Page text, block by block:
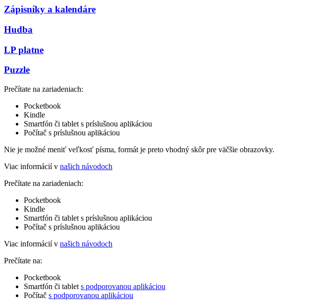
Zápisníky a kalendáre
Hudba
LP platne
Puzzle
Prečítate na zariadeniach:
Pocketbook
Kindle
Smartfón či tablet s príslušnou aplikáciou
Počítač s príslušnou aplikáciou
Nie je možné meniť veľkosť písma, formát je preto vhodný skôr pre väčšie obrazovky.
Viac informácií v našich návodoch
Prečítate na zariadeniach:
Pocketbook
Kindle
Smartfón či tablet s príslušnou aplikáciou
Počítač s príslušnou aplikáciou
Viac informácií v našich návodoch
Prečítate na:
Pocketbook
Smartfón či tablet s podporovanou aplikáciou
Počítač s podporovanou aplikáciou